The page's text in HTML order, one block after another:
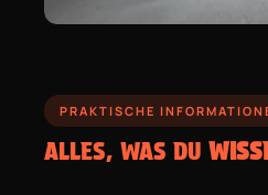
PRAKTISCHE
ALLES, WAS DU